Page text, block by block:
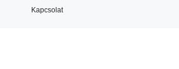
Kapcsolat